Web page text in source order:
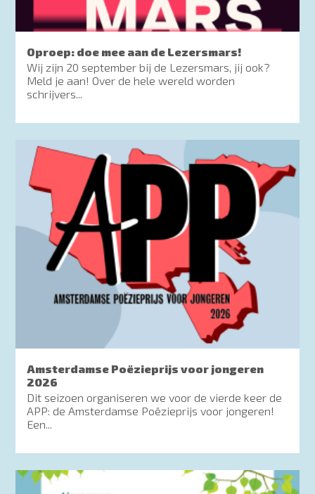
Oproep: doe mee aan de Lezersmars!
Wij zijn 20 september bij de Lezersmars, jij ook?
Meld je aan! Over de hele wereld worden
schrijvers...
Amsterdamse Poëzieprijs voor jongeren
2026
Dit seizoen organiseren we voor de vierde keer de
APP: de Amsterdamse Poëzieprijs voor jongeren!
Een...